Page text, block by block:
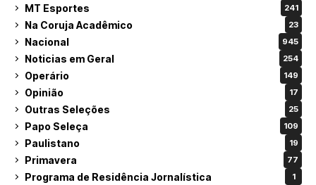
MT Esportes 241
Na Coruja Acadêmico 23
Nacional 945
Noticias em Geral 254
Operário 149
Opinião 17
Outras Seleções 25
Papo Seleça 109
Paulistano 19
Primavera 77
Programa de Residência Jornalística 1